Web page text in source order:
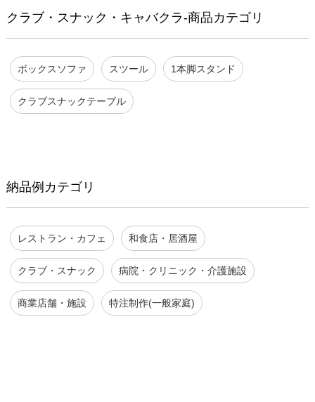
クラブ・スナック・キャバクラ-商品カテゴリ
ボックスソファ スツール 1本脚スタンド
クラブスナックテーブル
納品例カテゴリ
レストラン・カフェ 和食店・居酒屋
クラブ・スナック 病院・クリニック・介護施設
商業店舗・施設 特注制作(一般家庭)